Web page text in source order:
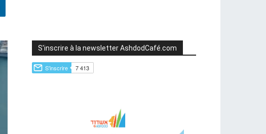
S'inscrire à la newsletter AshdodCafé.com